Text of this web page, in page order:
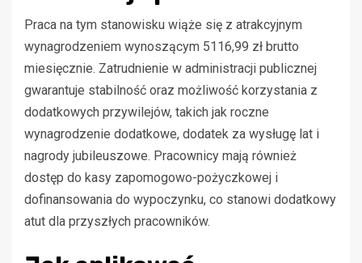
Praca na tym stanowisku wiąże się z atrakcyjnym
wynagrodzeniem wynoszącym 5116,99 zł brutto
miesięcznie. Zatrudnienie w administracji publicznej
gwarantuje stabilność oraz możliwość korzystania z
dodatkowych przywilejów, takich jak roczne
wynagrodzenie dodatkowe, dodatek za wysługę lat i
nagrody jubileuszowe. Pracownicy mają również
dostęp do kasy zapomogowo-pożyczkowej i
dofinansowania do wypoczynku, co stanowi dodatkowy
atut dla przyszłych pracowników.